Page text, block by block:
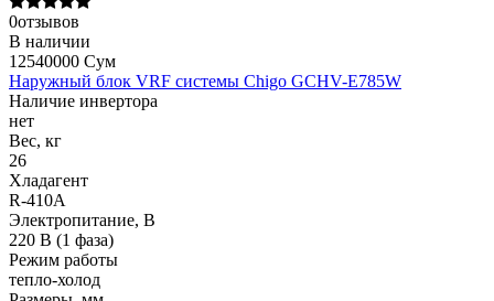
0отзывов
В наличии
12540000 Сум
Наружный блок VRF системы Chigo GCHV-E785W
Наличие инвертора
нет
Вес, кг
26
Хладагент
R-410A
Электропитание, В
220 В (1 фаза)
Режим работы
тепло-холод